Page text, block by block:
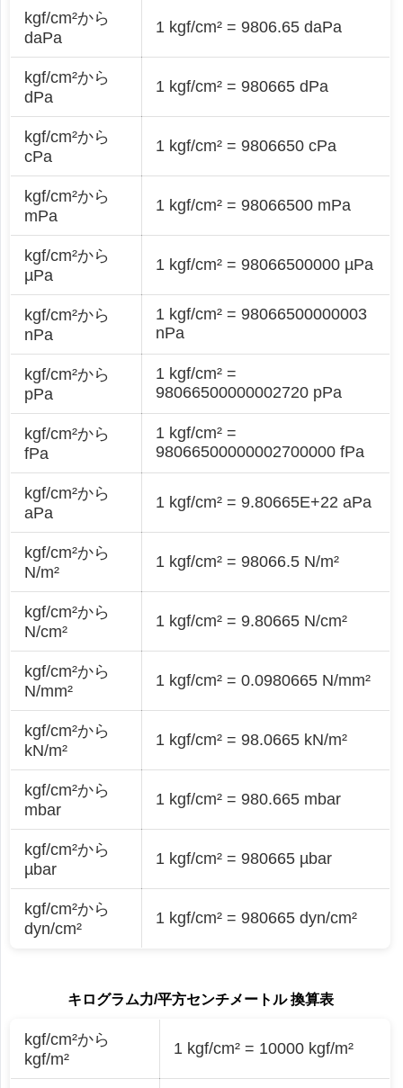
kgf/cm²から
daPa
1 kgf/cm² = 9806.65 daPa
kgf/cm²から
dPa
1 kgf/cm² = 980665 dPa
kgf/cm²から
cPa
1 kgf/cm² = 9806650 cPa
kgf/cm²から
mPa
1 kgf/cm² = 98066500 mPa
kgf/cm²から
µPa
1 kgf/cm² = 98066500000 µPa
kgf/cm²から
nPa
1 kgf/cm² = 98066500000003
nPa
kgf/cm²から
pPa
1 kgf/cm² =
98066500000002720 pPa
kgf/cm²から
fPa
1 kgf/cm² =
98066500000002700000 fPa
kgf/cm²から
aPa
1 kgf/cm² = 9.80665E+22 aPa
kgf/cm²から
N/m²
1 kgf/cm² = 98066.5 N/m²
kgf/cm²から
N/cm²
1 kgf/cm² = 9.80665 N/cm²
kgf/cm²から
N/mm²
1 kgf/cm² = 0.0980665 N/mm²
kgf/cm²から
kN/m²
1 kgf/cm² = 98.0665 kN/m²
kgf/cm²から
mbar
1 kgf/cm² = 980.665 mbar
kgf/cm²から
µbar
1 kgf/cm² = 980665 µbar
kgf/cm²から
dyn/cm²
1 kgf/cm² = 980665 dyn/cm²
キログラム力/平方センチメートル 換算表
kgf/cm²から
kgf/m²
1 kgf/cm² = 10000 kgf/m²